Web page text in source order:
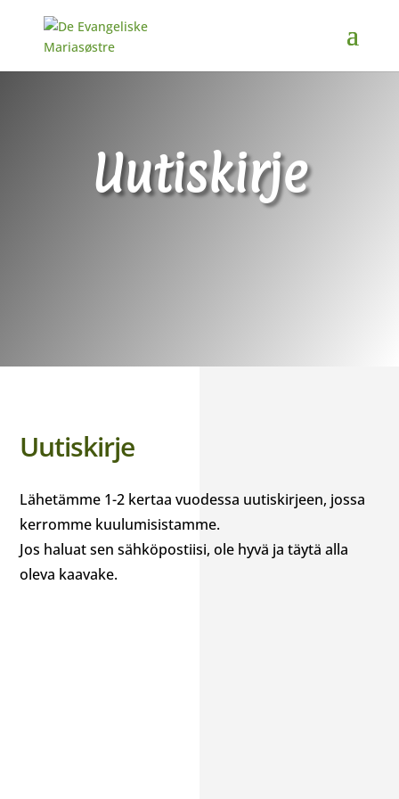
Uutiskirje
Uutiskirje
Lähetämme 1-2 kertaa vuodessa uutiskirjeen, jossa
kerromme kuulumisistamme.
Jos haluat sen sähköpostiisi, ole hyvä ja täytä alla
oleva kaavake.